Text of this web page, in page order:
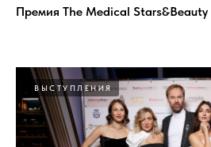
Премия The Medical
ВЫСТУПЛЕНИЯ